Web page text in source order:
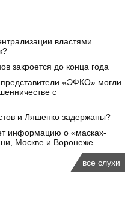
властями
закроется до конца года
«ЭФКО» могли
с
и Ляшенко задержаны?
информацию о «масках-
Москве и Воронеже
все слухи